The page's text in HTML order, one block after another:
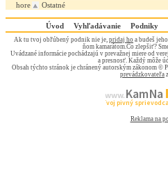
hore Ostatné
Úvod Vyhľadávanie Podniky
Ak tu tvoj obľúbený podnik nie je, pridaj ho a budeš
ňom kamarátom.Čo zlepšiť?
Uvádzané informácie pochádzajú v prevažnej miere od
a presnosť. Každý môže
Obsah týchto stránok je chránený autorským zákonom ©
prevádzkovateľa
www.Kam Na
Tvoj pivný
Reklama na